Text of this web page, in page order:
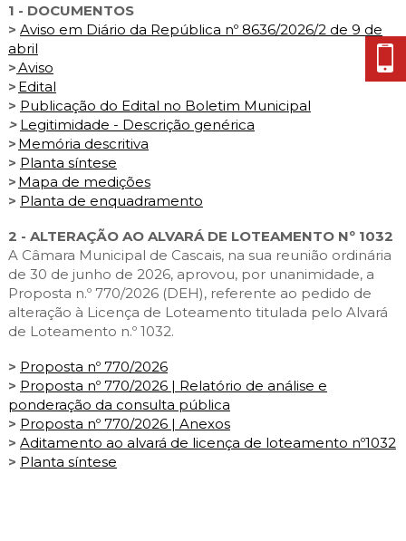
1 - DOCUMENTOS
> Aviso em Diário da República nº 8636/2026/2 de 9 de
abril
>Aviso
> Edital
> Publicação do Edital no Boletim Municipal
> Legitimidade - Descrição genérica
> Memória descritiva
> Planta síntese
> Mapa de medições
> Planta de enquadramento
2 - ALTERAÇÃO AO ALVARÁ DE LOTEAMENTO Nº 1032
A Câmara Municipal de Cascais, na sua reunião ordinária
de 30 de junho de 2026, aprovou, por unanimidade, a
Proposta n.º 770/2026 (DEH), referente ao pedido de
alteração à Licença de Loteamento titulada pelo Alvará
de Loteamento n.º 1032.
> Proposta nº 770/2026
> Proposta nº 770/2026 | Relatório de análise e
ponderação da consulta pública
> Proposta nº 770/2026 | Anexos
> Aditamento ao alvará de licença de loteamento nº1032
> Planta síntese